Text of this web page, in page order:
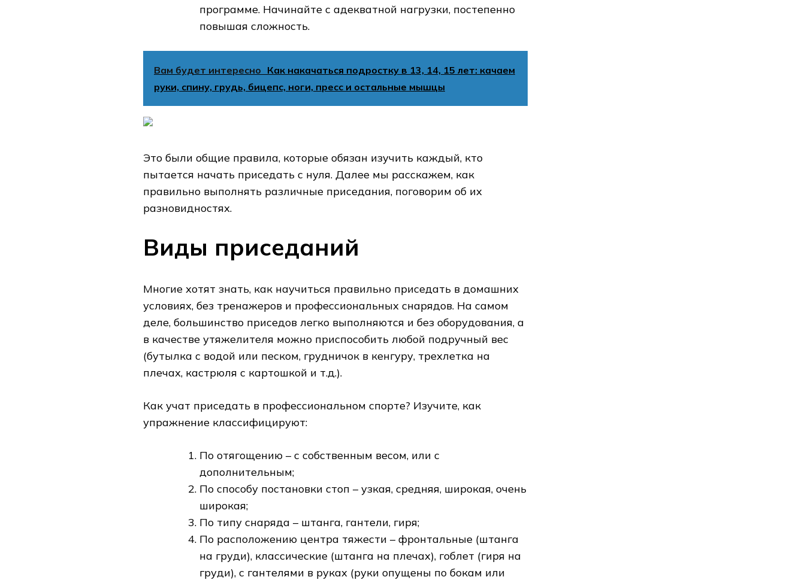
программе. Начинайте с адекватной нагрузки, постепенно
повышая сложность.
Вам будет интересно Как накачаться подростку в 13, 14, 15 лет: качаем
руки, спину, грудь, бицепс, ноги, пресс и остальные мышцы
Это были общие правила, которые обязан изучить каждый, кто
пытается начать приседать с нуля. Далее мы расскажем, как
правильно выполнять различные приседания, поговорим об их
разновидностях.
Виды приседаний
Многие хотят знать, как научиться правильно приседать в домашних
условиях, без тренажеров и профессиональных снарядов. На самом
деле, большинство приседов легко выполняются и без оборудования, а
в качестве утяжелителя можно приспособить любой подручный вес
(бутылка с водой или песком, грудничок в кенгуру, трехлетка на
плечах, кастрюля с картошкой и т.д.).
Как учат приседать в профессиональном спорте? Изучите, как
упражнение классифицируют:
По отягощению – с собственным весом, или с
дополнительным;
По способу постановки стоп – узкая, средняя, широкая, очень
широкая;
По типу снаряда – штанга, гантели, гиря;
По расположению центра тяжести – фронтальные (штанга
на груди), классические (штанга на плечах), гоблет (гиря на
груди), с гантелями в руках (руки опущены по бокам или